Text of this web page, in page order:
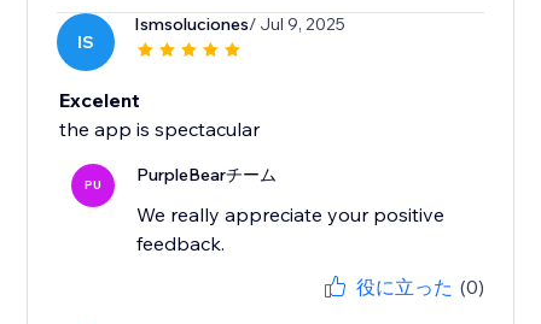
IS
Ismsoluciones/ Jul 9, 2025
Excelent
the app is spectacular
PU PurpleBearチーム
We really appreciate your positive
feedback.
役に立った (0)